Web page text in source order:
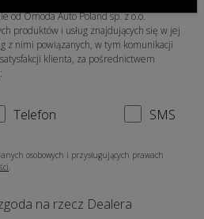
od Omoda Auto Poland sp. z o.o.
produktów i usług znajdujących się w jej
z nimi powiązanych, w tym komunikacji
klienta, za pośrednictwem
Telefon SMS
osobowych i przysługujących prawach
.
na rzecz Dealera